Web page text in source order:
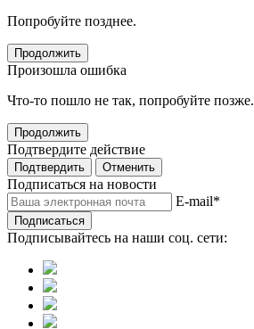
Попробуйте позднее.
Продолжить
Произошла ошибка
Что-то пошло не так, попробуйте позже.
Продолжить
Подтвердите действие
Подтвердить Отменить
Подписаться на новости
E-mail*
Подписаться
Подписывайтесь на наши соц. сети: